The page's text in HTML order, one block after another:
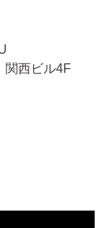
西ビル4F